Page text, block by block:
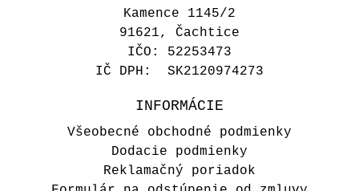
Kamence 1145/2
91621, Čachtice
IČO: 52253473
IČ DPH: SK2120974273
INFORMÁCIE
Všeobecné obchodné podmienky
Dodacie podmienky
Reklamačný poriadok